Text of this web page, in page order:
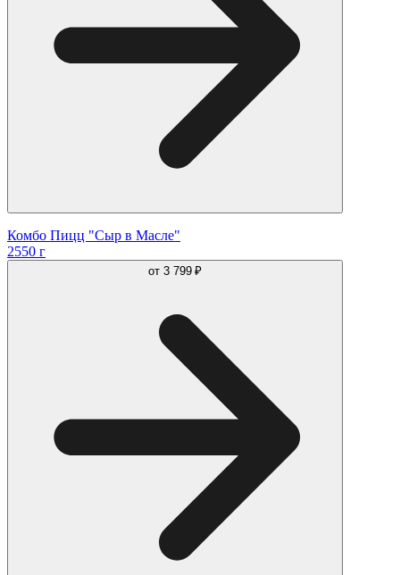
Комбо Пицц "Сыр в Масле"
2550 г
от 3 799 ₽